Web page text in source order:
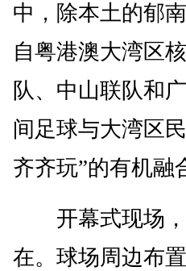
中，除本土的郁
自粤港澳大湾区
队、中山联队和
间足球与大湾区
齐齐玩”的有机融
开幕式现场，
在。球场周边布